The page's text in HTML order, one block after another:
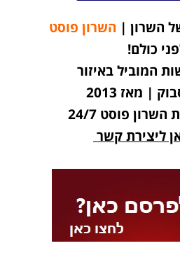
השרון | השרון פוסט
כולם!
המוביל באיזור
| מאז 2013
פוסט 24/7
ליצירת קשר